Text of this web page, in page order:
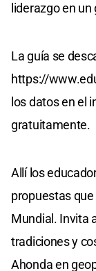
liderazgo en un
La guía se
https://
los datos en el
gratuitamente.
Allí los
propuestas
Mundial. Invita
tradiciones y
Ahonda en